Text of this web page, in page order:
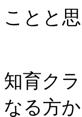
ことと
知育ク
なる方